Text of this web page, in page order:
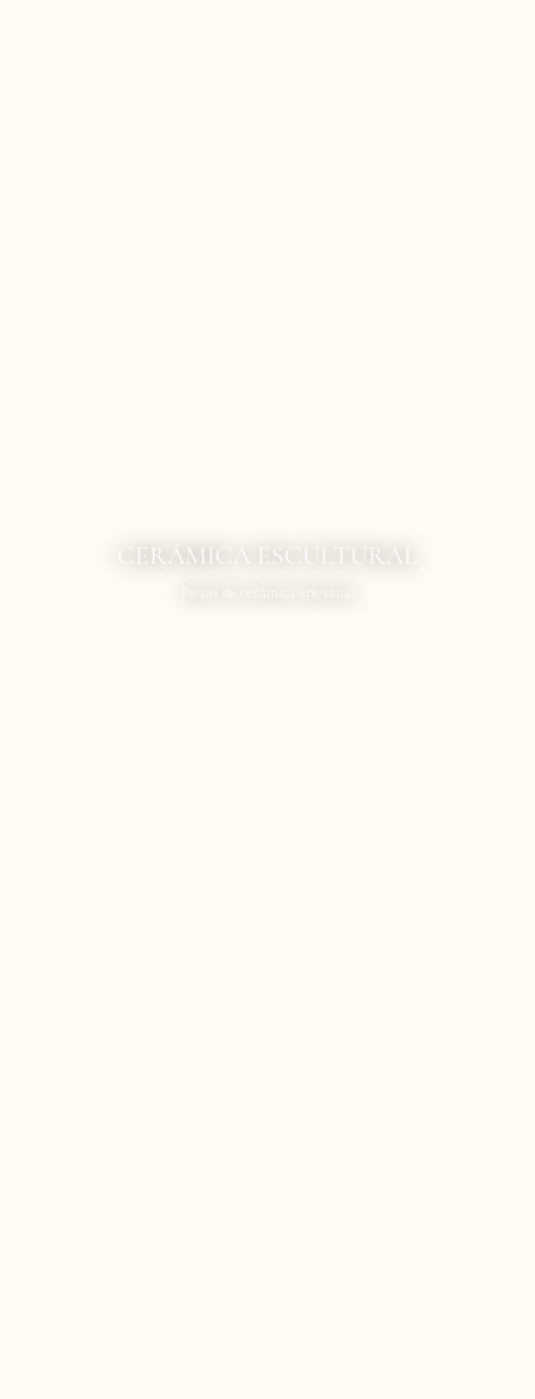
CERÁMICA ESCULTURAL
Piezas de cerámica artesanal